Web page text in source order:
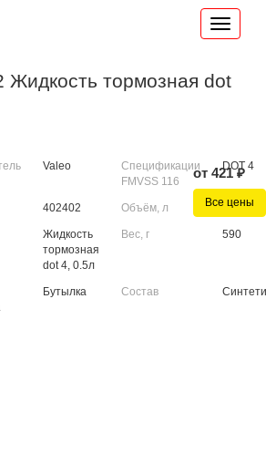
Жидкость тормозная dot
Valeo
Спецификации
FMVSS 116
DOT 4
402402 Объём, л 0.5
Жидкость
тормозная
dot 4, 0.5л
Вес, г 590
Бутылка Состав
от 421 ₽
Все цены